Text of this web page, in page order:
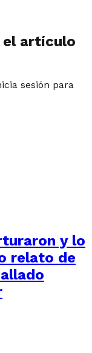
el artículo
sesión para
y lo
relato de